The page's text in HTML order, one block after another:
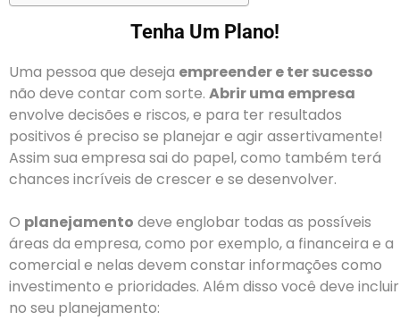
Tenha Um Plano!
Uma pessoa que deseja empreender e ter sucesso
não deve contar com sorte. Abrir uma empresa
envolve decisões e riscos, e para ter resultados
positivos é preciso se planejar e agir assertivamente!
Assim sua empresa sai do papel, como também terá
chances incríveis de crescer e se desenvolver.
O planejamento deve englobar todas as possíveis
áreas da empresa, como por exemplo, a financeira e a
comercial e nelas devem constar informações como
investimento e prioridades. Além disso você deve incluir
no seu planejamento: